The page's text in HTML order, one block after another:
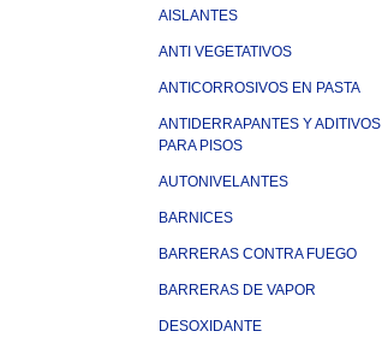
AISLANTES
ANTI VEGETATIVOS
ANTICORROSIVOS EN PASTA
ANTIDERRAPANTES Y ADITIVOS
PARA PISOS
AUTONIVELANTES
BARNICES
BARRERAS CONTRA FUEGO
BARRERAS DE VAPOR
DESOXIDANTE